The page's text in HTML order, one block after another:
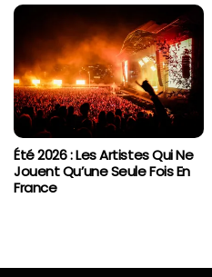
Été 2026 : Les Artistes Qui Ne
Jouent Qu’une Seule Fois En
France